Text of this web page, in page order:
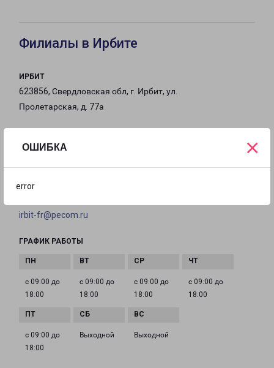
ОШИБКА
error
×
Филиалы в Ирбите
ИРБИТ
623856, Свердловская обл, г. Ирбит, ул.
Пролетарская, д. 77а
irbit-fr@pecom.ru
ГРАФИК РАБОТЫ
с 09:00 до
18:00
с 09:00 до
18:00
с 09:00 до
18:00
с 09:00 до
18:00
с 09:00 до
18:00
Выходной Выходной